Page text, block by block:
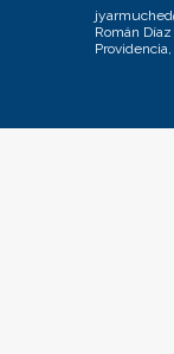
Román Díaz
Providencia,